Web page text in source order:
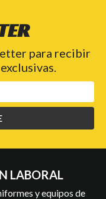
para recibir
LABORAL
y equipos de